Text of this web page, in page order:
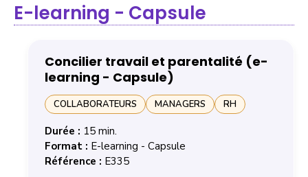
E-learning - Capsule
Concilier travail et parentalité (e-
learning - Capsule)
COLLABORATEURS MANAGERS RH
Durée : 15 min.
Format : E-learning - Capsule
Référence : E335